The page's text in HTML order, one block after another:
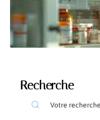
Recherche